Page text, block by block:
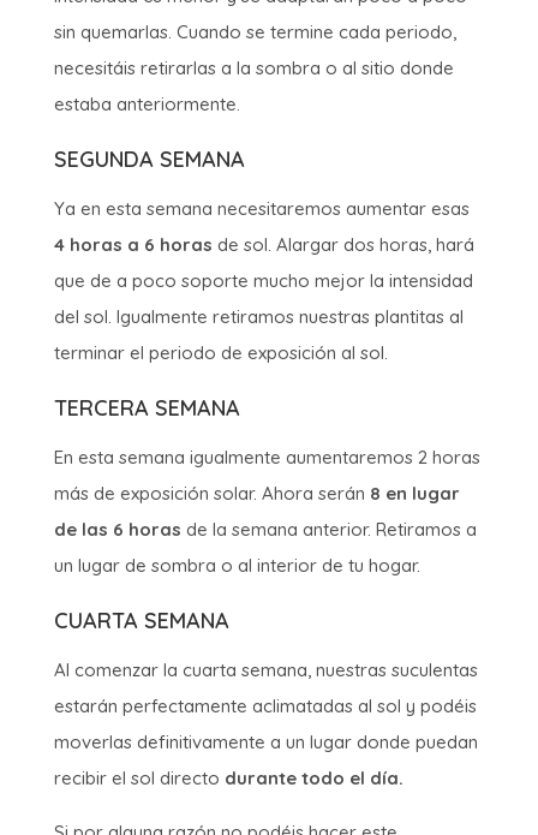
sin quemarlas. Cuando se termine cada periodo,
necesitáis retirarlas a la sombra o al sitio donde
estaba anteriormente.
SEGUNDA SEMANA
Ya en esta semana necesitaremos aumentar esas
4 horas a 6 horas de sol. Alargar dos horas, hará
que de a poco soporte mucho mejor la intensidad
del sol. Igualmente retiramos nuestras plantitas al
terminar el periodo de exposición al sol.
TERCERA SEMANA
En esta semana igualmente aumentaremos 2 horas
más de exposición solar. Ahora serán 8 en lugar
de las 6 horas de la semana anterior. Retiramos a
un lugar de sombra o al interior de tu hogar.
CUARTA SEMANA
Al comenzar la cuarta semana, nuestras suculentas
estarán perfectamente aclimatadas al sol y podéis
moverlas definitivamente a un lugar donde puedan
recibir el sol directo durante todo el día.